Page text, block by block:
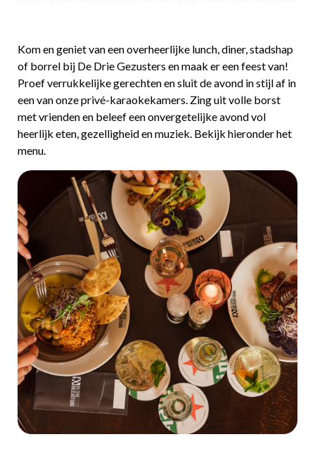
Kom en geniet van een overheerlijke lunch, diner, stadshap
of borrel bij De Drie Gezusters en maak er een feest van!
Proef verrukkelijke gerechten en sluit de avond in stijl af in
een van onze privé-karaokekamers. Zing uit volle borst
met vrienden en beleef een onvergetelijke avond vol
heerlijk eten, gezelligheid en muziek. Bekijk hieronder het
menu.